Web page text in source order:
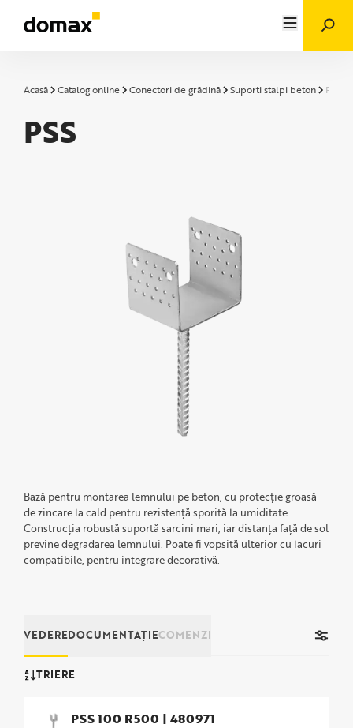
Acasă Catalog online Conectori de grădină Suporti stalpi beton PSS
PSS
Bază pentru montarea lemnului pe beton, cu protecție groasă
de zincare la cald pentru rezistență sporită la umiditate.
Construcția robustă suportă sarcini mari, iar distanța față de sol
previne degradarea lemnului. Poate fi vopsită ulterior cu lacuri
compatibile, pentru integrare decorativă.
VEDEREDOCUMENTAȚIECOMENZI
TRIERE
PSS 100 R500 | 480971